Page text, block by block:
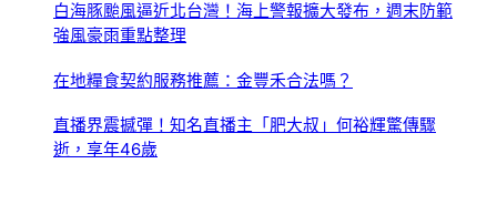
白海豚颱風逼近北台灣！海上警報擴大發布，週末防範
強風豪雨重點整理
在地糧食契約服務推薦：金豐禾合法嗎？
直播界震撼彈！知名直播主「肥大叔」何裕輝驚傳驟
逝，享年46歲